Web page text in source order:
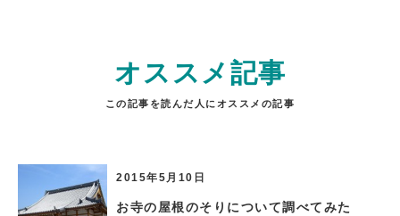
オススメ記事
この記事を読んだ人にオススメの記事
2015年5月10日
お寺の屋根のそりについて調べてみた